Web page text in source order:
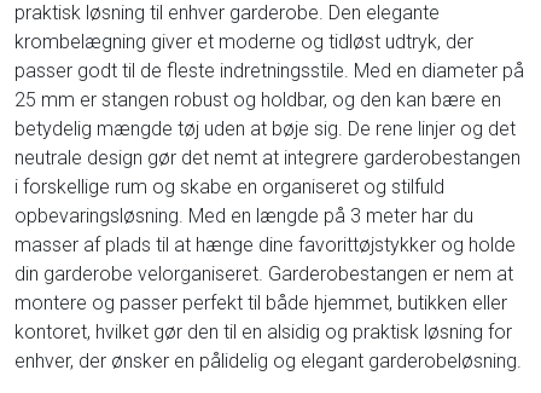
praktisk løsning til enhver garderobe. Den elegante
krombelægning giver et moderne og tidløst udtryk, der
passer godt til de fleste indretningsstile. Med en diameter på
25 mm er stangen robust og holdbar, og den kan bære en
betydelig mængde tøj uden at bøje sig. De rene linjer og det
neutrale design gør det nemt at integrere garderobestangen
i forskellige rum og skabe en organiseret og stilfuld
opbevaringsløsning. Med en længde på 3 meter har du
masser af plads til at hænge dine favorittøjstykker og holde
din garderobe velorganiseret. Garderobestangen er nem at
montere og passer perfekt til både hjemmet, butikken eller
kontoret, hvilket gør den til en alsidig og praktisk løsning for
enhver, der ønsker en pålidelig og elegant garderobeløsning.